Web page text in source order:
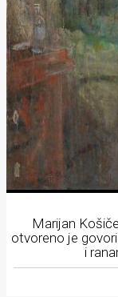
Marijan
otvoreno je
i